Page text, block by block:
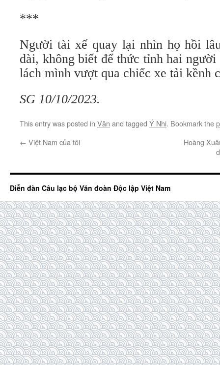
***
Người tài xế quay lại nhìn họ hồi
dài, không biết để thức tỉnh hai
lách mình vượt qua chiếc xe tải kềnh
SG 10/10/2023.
This entry was posted in Văn and tagged Ý Nhi. Bookmark the
← Việt Nam của tôi
Hoàng
Diễn đàn Câu lạc bộ Văn đoàn Độc lập Việt Nam